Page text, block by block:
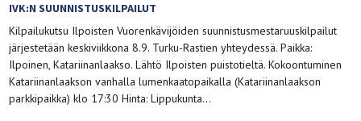
IVK:N SUUNNISTUSKILPAILUT
Kilpailukutsu Ilpoisten Vuorenkävijöiden suunnistusmestaruuskilpailut
järjestetään keskiviikkona 8.9. Turku-Rastien yhteydessä. Paikka:
Ilpoinen, Katariinanlaakso. Lähtö Ilpoisten puistotieltä. Kokoontuminen
Katariinanlaakson vanhalla lumenkaatopaikalla (Katariinanlaakson
parkkipaikka) klo 17:30 Hinta: Lippukunta…